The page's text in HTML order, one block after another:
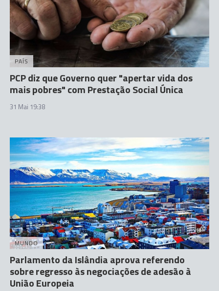
PAÍS
PCP diz que Governo quer "apertar vida dos
mais pobres" com Prestação Social Única
31 Mai 19:38
MUNDO
Parlamento da Islândia aprova referendo
sobre regresso às negociações de adesão à
União Europeia